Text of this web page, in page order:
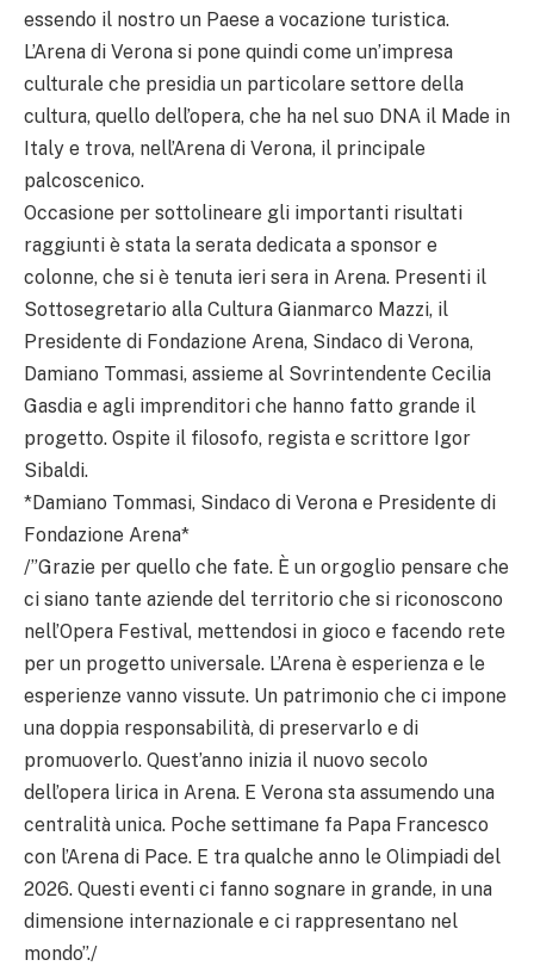
essendo il nostro un Paese a vocazione turistica.
L’Arena di Verona si pone quindi come un’impresa
culturale che presidia un particolare settore della
cultura, quello dell’opera, che ha nel suo DNA il Made in
Italy e trova, nell’Arena di Verona, il principale
palcoscenico.
Occasione per sottolineare gli importanti risultati
raggiunti è stata la serata dedicata a sponsor e
colonne, che si è tenuta ieri sera in Arena. Presenti il
Sottosegretario alla Cultura Gianmarco Mazzi, il
Presidente di Fondazione Arena, Sindaco di Verona,
Damiano Tommasi, assieme al Sovrintendente Cecilia
Gasdia e agli imprenditori che hanno fatto grande il
progetto. Ospite il filosofo, regista e scrittore Igor
Sibaldi.
*Damiano Tommasi, Sindaco di Verona e Presidente di
Fondazione Arena*
/”Grazie per quello che fate. È un orgoglio pensare che
ci siano tante aziende del territorio che si riconoscono
nell’Opera Festival, mettendosi in gioco e facendo rete
per un progetto universale. L’Arena è esperienza e le
esperienze vanno vissute. Un patrimonio che ci impone
una doppia responsabilità, di preservarlo e di
promuoverlo. Quest’anno inizia il nuovo secolo
dell’opera lirica in Arena. E Verona sta assumendo una
centralità unica. Poche settimane fa Papa Francesco
con l’Arena di Pace. E tra qualche anno le Olimpiadi del
2026. Questi eventi ci fanno sognare in grande, in una
dimensione internazionale e ci rappresentano nel
mondo”./